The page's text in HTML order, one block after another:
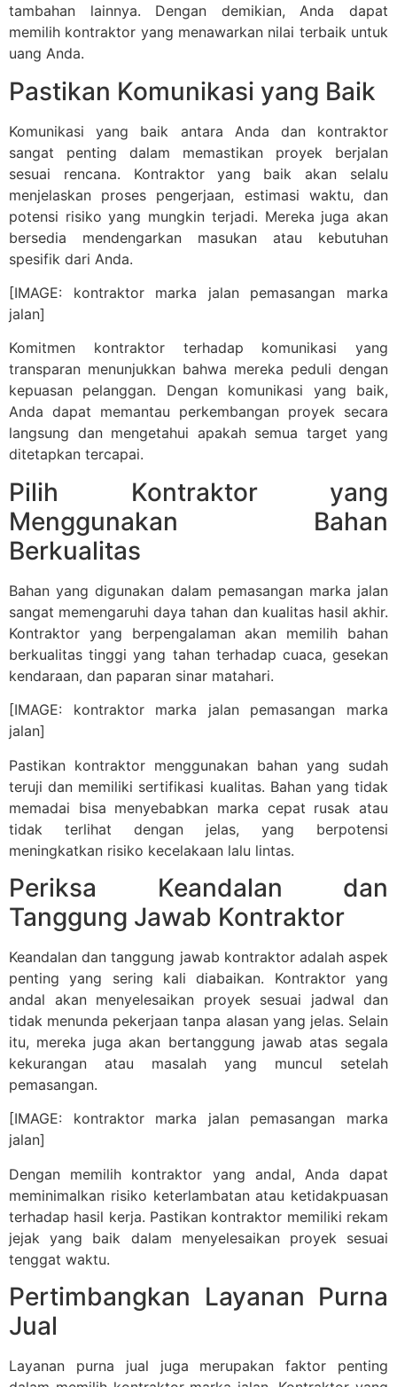
tambahan lainnya. Dengan demikian, Anda dapat
memilih kontraktor yang menawarkan nilai terbaik untuk
uang Anda.
Pastikan Komunikasi yang Baik
Komunikasi yang baik antara Anda dan kontraktor
sangat penting dalam memastikan proyek berjalan
sesuai rencana. Kontraktor yang baik akan selalu
menjelaskan proses pengerjaan, estimasi waktu, dan
potensi risiko yang mungkin terjadi. Mereka juga akan
bersedia mendengarkan masukan atau kebutuhan
spesifik dari Anda.
[IMAGE: kontraktor marka jalan pemasangan marka
jalan]
Komitmen kontraktor terhadap komunikasi yang
transparan menunjukkan bahwa mereka peduli dengan
kepuasan pelanggan. Dengan komunikasi yang baik,
Anda dapat memantau perkembangan proyek secara
langsung dan mengetahui apakah semua target yang
ditetapkan tercapai.
Pilih Kontraktor yang
Menggunakan Bahan
Berkualitas
Bahan yang digunakan dalam pemasangan marka jalan
sangat memengaruhi daya tahan dan kualitas hasil akhir.
Kontraktor yang berpengalaman akan memilih bahan
berkualitas tinggi yang tahan terhadap cuaca, gesekan
kendaraan, dan paparan sinar matahari.
[IMAGE: kontraktor marka jalan pemasangan marka
jalan]
Pastikan kontraktor menggunakan bahan yang sudah
teruji dan memiliki sertifikasi kualitas. Bahan yang tidak
memadai bisa menyebabkan marka cepat rusak atau
tidak terlihat dengan jelas, yang berpotensi
meningkatkan risiko kecelakaan lalu lintas.
Periksa Keandalan dan
Tanggung Jawab Kontraktor
Keandalan dan tanggung jawab kontraktor adalah aspek
penting yang sering kali diabaikan. Kontraktor yang
andal akan menyelesaikan proyek sesuai jadwal dan
tidak menunda pekerjaan tanpa alasan yang jelas. Selain
itu, mereka juga akan bertanggung jawab atas segala
kekurangan atau masalah yang muncul setelah
pemasangan.
[IMAGE: kontraktor marka jalan pemasangan marka
jalan]
Dengan memilih kontraktor yang andal, Anda dapat
meminimalkan risiko keterlambatan atau ketidakpuasan
terhadap hasil kerja. Pastikan kontraktor memiliki rekam
jejak yang baik dalam menyelesaikan proyek sesuai
tenggat waktu.
Pertimbangkan Layanan Purna
Jual
Layanan purna jual juga merupakan faktor penting